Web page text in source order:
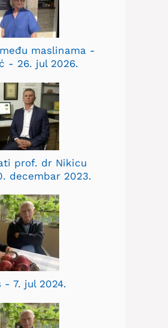
maslinama -
- 26. jul 2026.
prof. dr Nikicu
decembar 2023.
7. jul 2024.